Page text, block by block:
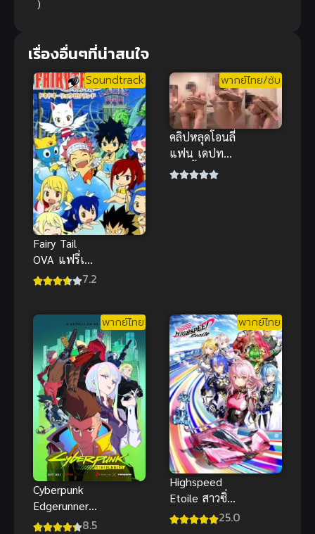
)
เรื่องอื่นๆที่น่าสนใจ
Soundtrack
Fairy Tail
OVA แฟรี่เทล
ศึกจอมเวท7.2
พากย์ไทย/ซับ
คลิปหลุดโอนลี่
แฟน เดปทอรี่
อาบน้ำด้วยกัน
พากย์ไทย
Cyberpunk
Edgerunners
ไซเบอร์พังค์8.5
พากย์ไทย
Highspeed
Etoile สาวซิ่ง
สายฟ้า! ซับ25.0